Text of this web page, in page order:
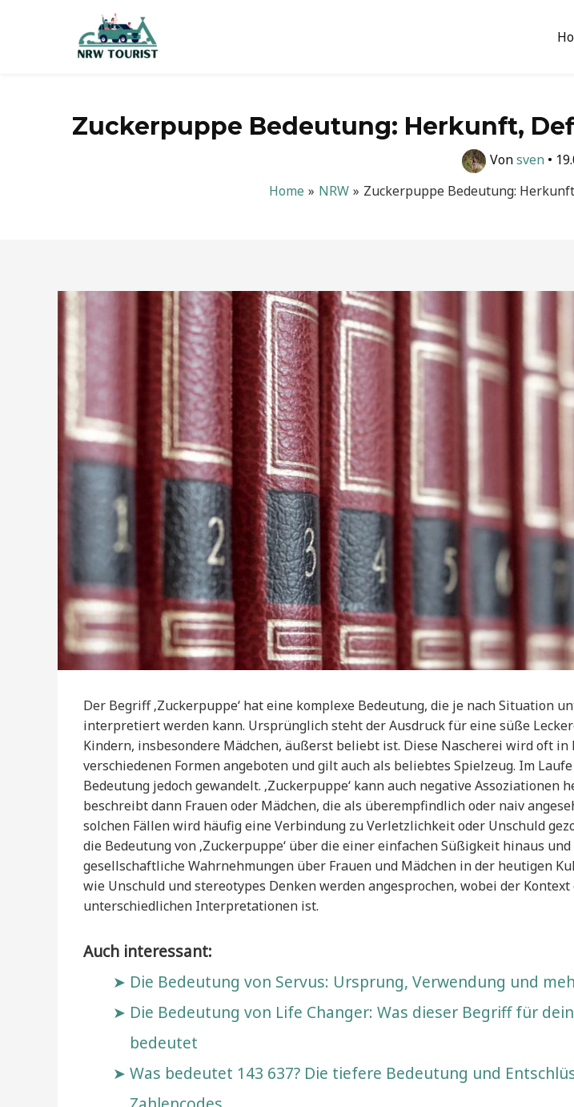
Zuckerpuppe Bedeutung: Herkunft,
Vonsven •
Home
NRW Zuckerpuppe Bedeutung:
Der Begriff ‚Zuckerpuppe‘ hat eine komplexe Bedeutung, die je nach Situation
interpretiert werden kann. Ursprünglich steht der Ausdruck für eine süße
Kindern, insbesondere Mädchen, äußerst beliebt ist. Diese Nascherei wird oft
verschiedenen Formen angeboten und gilt auch als beliebtes Spielzeug. Im
Bedeutung jedoch gewandelt. ‚Zuckerpuppe‘ kann auch negative Assoziationen
beschreibt dann Frauen oder Mädchen, die als überempfindlich oder naiv
solchen Fällen wird häufig eine Verbindung zu Verletzlichkeit oder Unschuld
die Bedeutung von ‚Zuckerpuppe‘ über die einer einfachen Süßigkeit hinaus
gesellschaftliche Wahrnehmungen über Frauen und Mädchen in der heutigen
wie Unschuld und stereotypes Denken werden angesprochen, wobei der
unterschiedlichen Interpretationen ist.
Auch interessant:
Die Bedeutung von Servus: Ursprung, Verwendung und
Die Bedeutung von Life Changer: Was dieser Begriff für
bedeutet
Was bedeutet 143 637? Die tiefere Bedeutung und